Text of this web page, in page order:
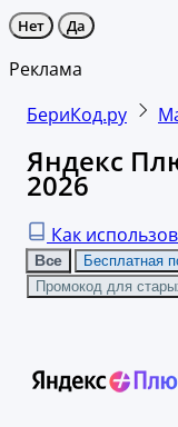
Нет Да
Реклама
БериКод.ру
Яндекс
2026
Как
Все
Бесплатная
Промокод для